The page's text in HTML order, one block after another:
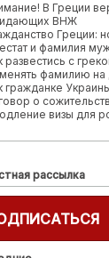
В Греции
ВНЖ
Греции:
и фамилия
развестись с
фамилию на
гражданке
о
визы для
рассылка